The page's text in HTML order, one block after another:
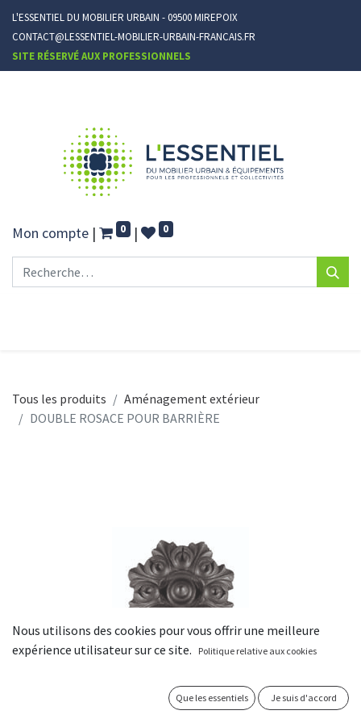
L'ESSENTIEL DU MOBILIER URBAIN - 09500 MIREPOIX
CONTACT@LESSENTIEL-MOBILIER-URBAIN-FRANCAIS.FR
SITE RÉSERVÉ AUX PROFESSIONNELS
Mon compte | 0 | 0
Tous les produits
Aménagement extérieur
DOUBLE ROSACE POUR BARRIÈRE
Nous utilisons des cookies pour vous offrir une meilleure
expérience utilisateur sur ce site.
Politique relative aux cookies
Que les essentiels Je suis d'accord